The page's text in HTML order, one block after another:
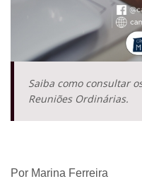
Saiba como consultar
Reuniões Ordinárias.
Por Marina Ferreira